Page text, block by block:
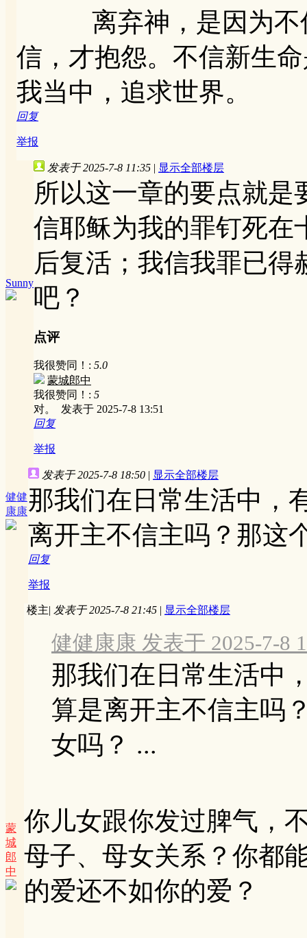
离弃神，是因为不信
信，才抱怨。不信新生
我当中，追求世界。
回复
举报
Sunny
发表于 2025-7-8 11:35 | 显示全部楼层
所以这一章的要点就
信耶稣为我的罪钉死在
后复活；我信我罪已
吧？
点评
我很赞同！: 5.0
蒙城郎中
我很赞同！: 5
对。 发表于 2025-7-8 13:51
回复
举报
健健
康康
发表于 2025-7-8 18:50 | 显示全部楼层
那我们在日常生活中，
离开主不信主吗？那这
回复
举报
蒙
城
郎
中
楼主| 发表于 2025-7-8 21:45 | 显示全部楼层
健健康康 发表于 2025-7-8
那我们在日常生活中
算是离开主不信主吗
女吗？ ...
你儿女跟你发过脾气，
母子、母女关系？你都
的爱还不如你的爱？